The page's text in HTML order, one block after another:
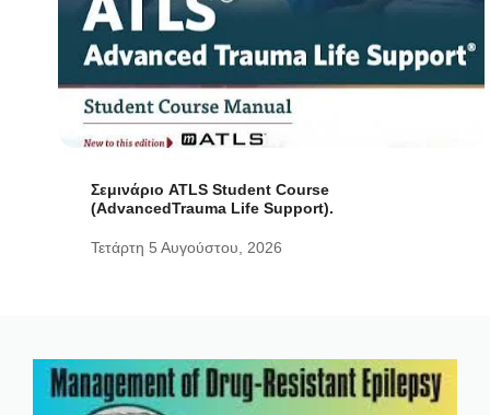
Σεμινάριο ATLS Student Course
(AdvancedTrauma Life Support).
Τετάρτη 5 Αυγούστου, 2026